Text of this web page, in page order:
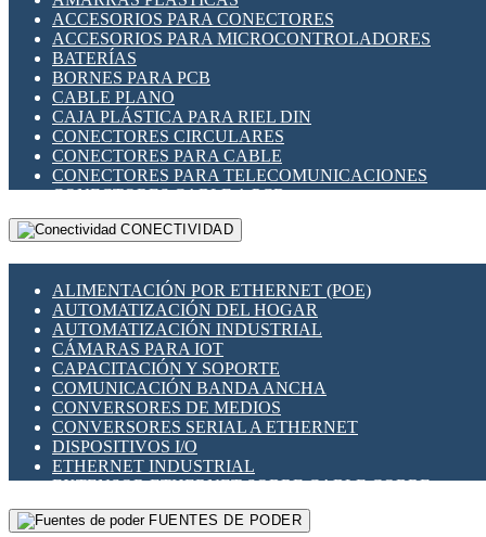
INDICADORES PARA PANEL
INTERFACES DE RELÉ
INTERRUPTORES FIN DE CARRERA
LLAVES CONMUTADORAS
MEDIDORES DE ENERGÍA Y TC'S DE CORRIENTE
MOTORES PASO A PASO
PANTALLAS HMI
PLC -CONTROLADORES LÓGICO PROGRAMABLES
PROGRAMADORES DE HORARIO
RELÉS DE PROTECCIÓN
SENSORES CAPACITIVOS
SENSORES INDUCTIVOS
TEMPORIZADORES
VARIACS
VARIADORES DE FRECUENCIA [VDF]
SECCIONADORES - INTERRUPTORES
MAQUINARIA
ACCESORIOS PARA CONECTORES
ACCESORIOS PARA MICROCONTROLADORES
BATERÍAS
BORNES PARA PCB
CABLE PLANO
CAJA PLÁSTICA PARA RIEL DIN
CONECTORES CIRCULARES
CONECTORES PARA CABLE
CONECTORES PARA TELECOMUNICACIONES
CONECTORES CABLE A PCB
CONECTORES PCB A CABLE
DIP SWITCHES
HERRAMIENTAS VARIAS
ILUMINACIÓN LED
INTERRUPTORES REED
INTERFACES DE RELÉ
OTROS RELÉS
PROTECCIÓN TÉRMICA
RELÉS AUTOMOTRICES
RELÉS DE SEÑAL
RELÉS DE ESTADO SÓLIDO SSR
RELÉS INDUSTRIALES
RELÉS MINIATURA DE POTENCIA
SENSORES MAGNÉTICOS
CONECTIVIDAD
ALIMENTACIÓN POR ETHERNET (POE)
AUTOMATIZACIÓN DEL HOGAR
AUTOMATIZACIÓN INDUSTRIAL
CÁMARAS PARA IOT
CAPACITACIÓN Y SOPORTE
COMUNICACIÓN BANDA ANCHA
CONVERSORES DE MEDIOS
CONVERSORES SERIAL A ETHERNET
DISPOSITIVOS I/O
ETHERNET INDUSTRIAL
EXTENSOR ETHERNET SOBRE CABLE COBRE
GATEWAY LORAWAN
GESTIÓN DE REDESFUENTES DE PODER